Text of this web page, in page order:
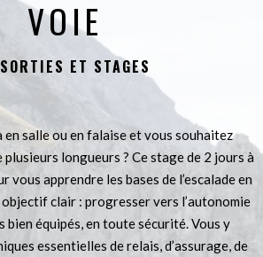
VOIE
SORTIES ET STAGES
en salle ou en falaise et vous souhaitez
longueurs ? Ce stage de 2 jours à
vous apprendre les bases de l’escalade en
clair : progresser vers l’autonomie
bien équipés, en toute sécurité. Vous y
essentielles de relais, d’assurage, de